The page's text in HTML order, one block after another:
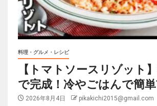
料理・グルメ・レシピ
【トマトソースリゾット
で完成！冷やごはんで簡単
2026年8月4日 pikakichi2015@gmail.com